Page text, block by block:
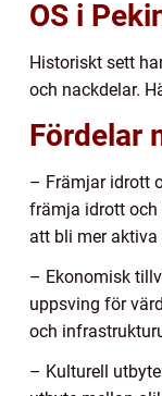
OS i
Historiskt sett
och nackdelar.
Fördelar
– Främjar idrott
främja idrott och
att bli mer aktiva
– Ekonomisk
uppsving för
och
– Kulturell